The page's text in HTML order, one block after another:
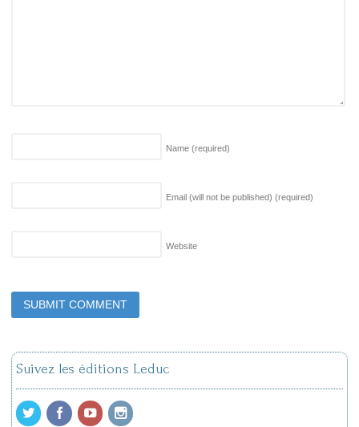
Name (required)
Email (will not be published) (required)
Website
Suivez les éditions Leduc